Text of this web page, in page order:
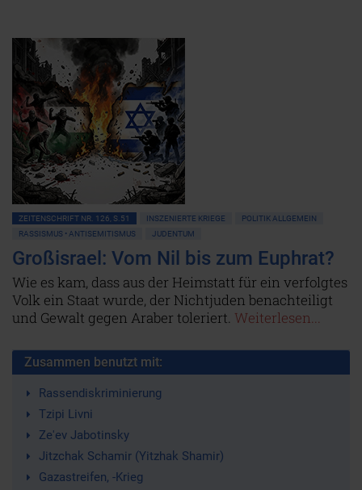
ZEITENSCHRIFT NR. 126, S.51 INSZENIERTE KRIEGE
POLITIK ALLGEMEIN
RASSISMUS • ANTISEMITISMUS
JUDENTUM
Großisrael: Vom Nil bis zum Euphrat?
Wie es kam, dass aus der Heimstatt für ein verfolgtes
Volk ein Staat wurde, der Nichtjuden benachteiligt
und Gewalt gegen Araber toleriert. Weiterlesen...
Zusammen benutzt mit:
Rassendiskriminierung
Tzipi Livni
Ze'ev Jabotinsky
Jitzchak Schamir (Yitzhak Shamir)
Gazastreifen, -Krieg